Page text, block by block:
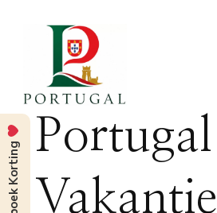
Portugal
Vakantie